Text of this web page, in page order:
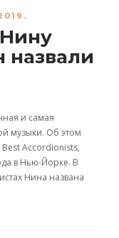
назвали
и самая
музыки. Об этом
Accordionists,
в Нью-Йорке. В
Нина названа